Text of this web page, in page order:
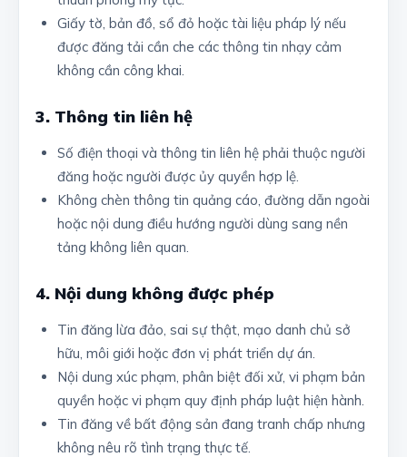
Giấy tờ, bản đồ, sổ đỏ hoặc tài liệu pháp lý nếu
được đăng tải cần che các thông tin nhạy cảm
không cần công khai.
3. Thông tin liên hệ
Số điện thoại và thông tin liên hệ phải thuộc người
đăng hoặc người được ủy quyền hợp lệ.
Không chèn thông tin quảng cáo, đường dẫn ngoài
hoặc nội dung điều hướng người dùng sang nền
tảng không liên quan.
4. Nội dung không được phép
Tin đăng lừa đảo, sai sự thật, mạo danh chủ sở
hữu, môi giới hoặc đơn vị phát triển dự án.
Nội dung xúc phạm, phân biệt đối xử, vi phạm bản
quyền hoặc vi phạm quy định pháp luật hiện hành.
Tin đăng về bất động sản đang tranh chấp nhưng
không nêu rõ tình trạng thực tế.